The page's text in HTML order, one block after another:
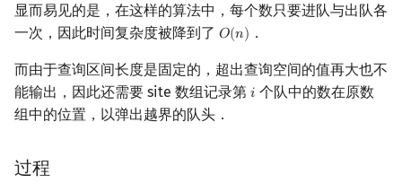
类欧几里德算法
Meissel–Lehmer 算法
最大团搜索算法
支配树
图上随机游走
显而易见的是，在这样的算法中，每个数只要进队与出队各
一次，因此时间复杂度被降到了 𝑂(𝑛)
O(n) ．
而由于查询区间长度是固定的，超出查询空间的值再大也不
能输出，因此还需要 site 数组记录第 𝑖
i 个队中的数在原数
组中的位置，以弹出越界的队头．
过程